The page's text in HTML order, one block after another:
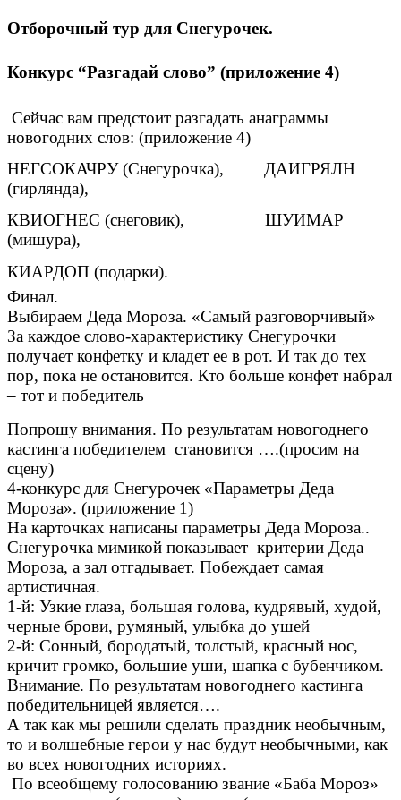
Отборочный тур для Снегурочек.
Конкурс “Разгадай слово” (приложение 4)
Сейчас вам предстоит разгадать анаграммы
новогодних слов: (приложение 4)
НЕГСОКАЧРУ (Снегурочка), ДАИГРЯЛН
(гирлянда),
КВИОГНЕС (снеговик), ШУИМАР
(мишура),
КИАРДОП (подарки).
Финал.
Выбираем Деда Мороза. «Самый разговорчивый»
За каждое слово-характеристику Снегурочки
получает конфетку и кладет ее в рот. И так до тех
пор, пока не остановится. Кто больше конфет набрал
– тот и победитель
Попрошу внимания. По результатам новогоднего
кастинга победителем становится ….(просим на
сцену)
4-конкурс для Снегурочек «Параметры Деда
Мороза». (приложение 1)
На карточках написаны параметры Деда Мороза..
Снегурочка мимикой показывает критерии Деда
Мороза, а зал отгадывает. Побеждает самая
артистичная.
1-й: Узкие глаза, большая голова, кудрявый, худой,
черные брови, румяный, улыбка до ушей
2-й: Сонный, бородатый, толстый, красный нос,
кричит громко, большие уши, шапка с бубенчиком.
Внимание. По результатам новогоднего кастинга
победительницей является….
А так как мы решили сделать праздник необычным,
то и волшебные герои у нас будут необычными, как
во всех новогодних историях.
По всеобщему голосованию звание «Баба Мороз»